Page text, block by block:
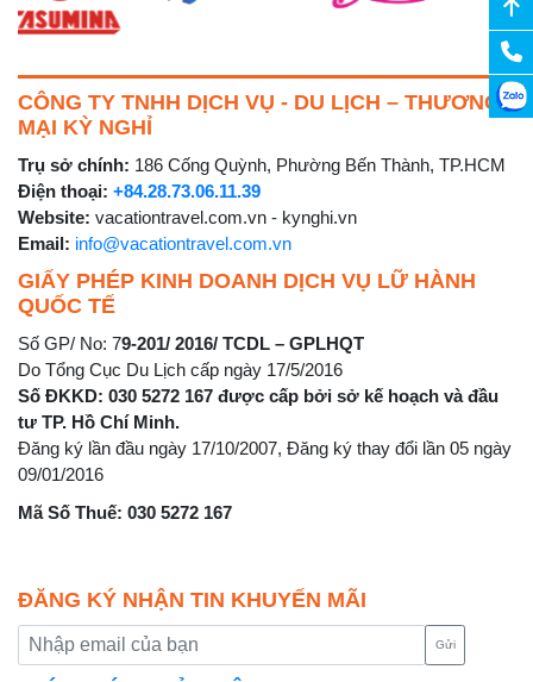
CÔNG TY TNHH DỊCH VỤ - DU LỊCH – THƯƠNG
MẠI KỲ NGHỈ
Trụ sở chính: 186 Cống Quỳnh, Phường Bến Thành, TP.HCM
Điện thoại: +84.28.73.06.11.39
Website: vacationtravel.com.vn - kynghi.vn
Email: info@vacationtravel.com.vn
GIẤY PHÉP KINH DOANH DỊCH VỤ LỮ HÀNH
QUỐC TẾ
Số GP/ No: 79-201/ 2016/ TCDL – GPLHQT
Do Tổng Cục Du Lịch cấp ngày 17/5/2016
Số ĐKKD: 030 5272 167 được cấp bởi sở kế hoạch và đầu
tư TP. Hồ Chí Minh.
Đăng ký lần đầu ngày 17/10/2007, Đăng ký thay đổi lần 05 ngày
09/01/2016
Mã Số Thuế: 030 5272 167
ĐĂNG KÝ NHẬN TIN KHUYẾN MÃI
Gửi